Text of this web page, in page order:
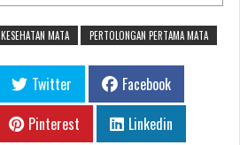
KESEHATAN MATA PERTOLONGAN PERTAMA MATA
Twitter
Facebook
Pinterest Linkedin